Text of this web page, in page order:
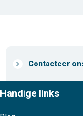
Prefooter
Contacteer
Handige links